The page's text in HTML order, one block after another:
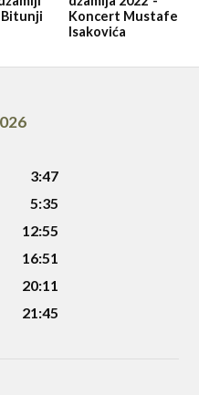
Koncert Mustafe
Isakovića
3:47
5:35
12:55
16:51
20:11
21:45